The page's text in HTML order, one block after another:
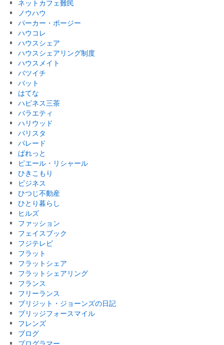
ネットカフェ難民
ノウハウ
パーカー・ポージー
ハウコレ
ハウスシェア
ハウスシェアリング制度
ハウスメイト
バツイチ
バット
はてな
ハピネス三茶
バラエティ
ハリウッド
バリスタ
パレード
ぱれっと
ピエール・リシャール
ひきこもり
ビジネス
ひつじ不動産
ひとり暮らし
ヒルズ
ファッション
フェイスブック
フジテレビ
フラット
フラットシェア
フラットシェアリング
フランス
フリーランス
ブリジット・ジョーンズの日記
ブリッジフォースマイル
フレンズ
ブログ